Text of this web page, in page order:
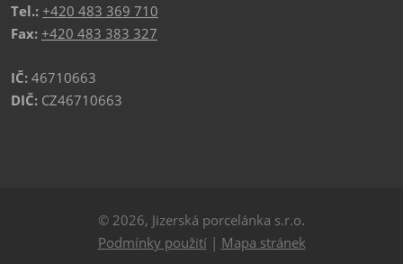
Tel.: +420 483 369 710
Fax: +420 483 383 327
IČ: 46710663
DIČ: CZ46710663
© 2026, Jizerská porcelánka s.r.o.
Podmínky použití | Mapa stránek